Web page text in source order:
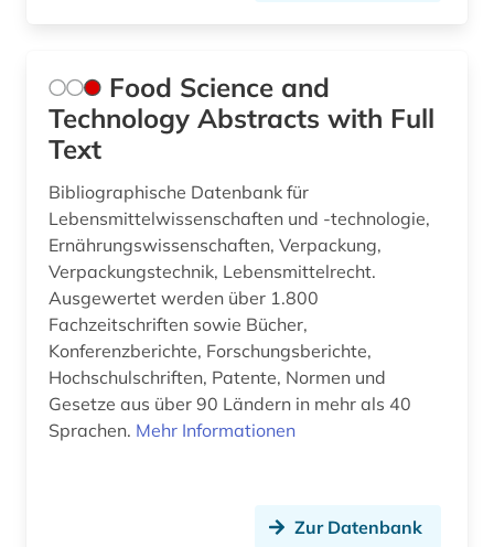
Food Science and
Technology Abstracts with Full
Text
Bibliographische Datenbank für
Lebensmittelwissenschaften und -technologie,
Ernährungswissenschaften, Verpackung,
Verpackungstechnik, Lebensmittelrecht.
Ausgewertet werden über 1.800
Fachzeitschriften sowie Bücher,
Konferenzberichte, Forschungsberichte,
Hochschulschriften, Patente, Normen und
Gesetze aus über 90 Ländern in mehr als 40
Sprachen. Mehr Informationen
Zur Datenbank